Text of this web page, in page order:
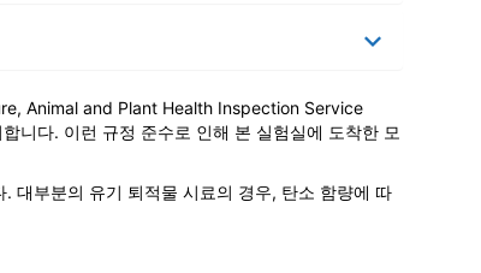
Animal and Plant Health Inspection Service
니다. 이런 규정 준수로 인해 본 실험실에 도착한 모
대부분의 유기 퇴적물 시료의 경우, 탄소 함량에 따